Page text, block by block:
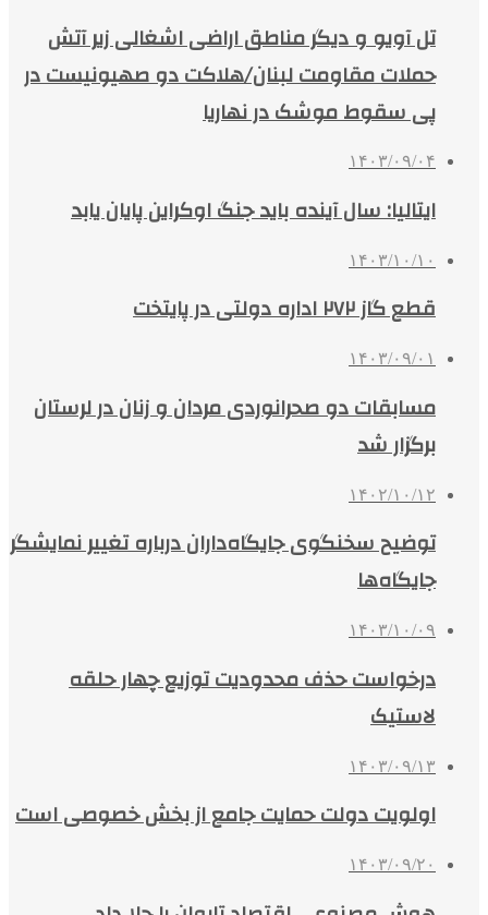
تل آویو و دیگر مناطق اراضی اشغالی زیر آتش
حملات مقاومت لبنان/هلاکت دو صهیونیست در
پی سقوط موشک در نهاریا
۱۴۰۳/۰۹/۰۴
ایتالیا: سال آینده باید جنگ اوکراین پایان یابد
۱۴۰۳/۱۰/۱۰
قطع گاز ۲۷۲ اداره دولتی در پایتخت
۱۴۰۳/۰۹/۰۱
مسابقات دو صحرانوردی مردان و زنان در لرستان
برگزار شد
۱۴۰۲/۱۰/۱۲
توضیح سخنگوی جایگاه‌داران درباره تغییر نمایشگر
جایگاه‌ها
۱۴۰۳/۱۰/۰۹
درخواست حذف محدودیت توزیع چهار حلقه
لاستیک
۱۴۰۳/۰۹/۱۳
اولویت دولت حمایت جامع از بخش خصوصی است
۱۴۰۳/۰۹/۲۰